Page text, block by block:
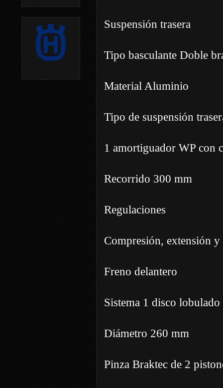
Suspensión trasera
Tipo basculante Doble
Material Aluminio
Tipo de suspensión
1 amortiguador WP con
Recorrido 300 mm
Regulaciones
Compresión, extensión y
Freno delantero
Sistema 1 disco lobulado
Diámetro 260 mm
Pinza Braktec de 2